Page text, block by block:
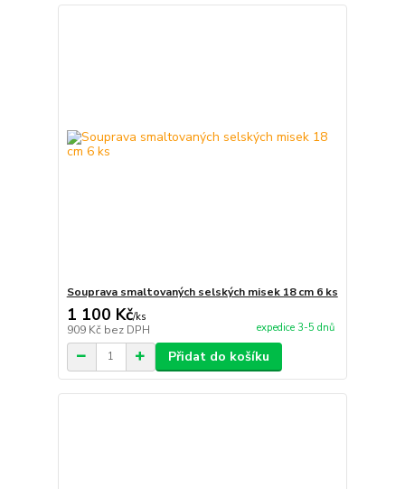
Souprava smaltovaných selských misek 18 cm 6 ks
1 100 Kč/ks
909 Kč bez DPH expedice 3-5 dnů
Přidat do košíku